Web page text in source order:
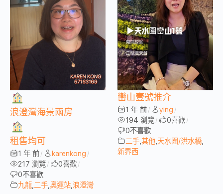
浪澄灣海景兩房
租售均可
1 年 前 / karenkong /
217 瀏覽 / 0喜歡 /
0不喜歡
九龍 二手 奧運站 浪澄灣
巒山壹號推介
1 年 前 / ying /
194 瀏覽 / 0喜歡 /
0不喜歡
二手 其他 天水圍/洪水橋
新界西